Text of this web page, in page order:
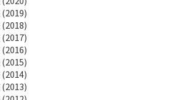
(2019)
(2018)
(2017)
(2016)
(2015)
(2014)
(2013)